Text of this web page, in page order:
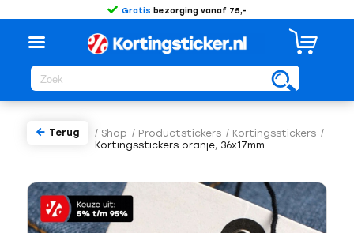
Gratis bezorging vanaf 75,-
/ Shop / Productstickers / Kortingsstickers /
Kortingsstickers oranje, 36x17mm
Terug